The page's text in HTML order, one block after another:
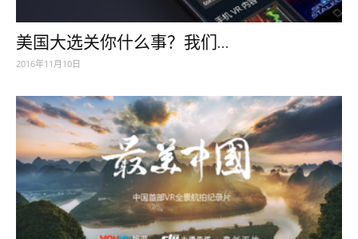
美国大选关你什么事？我们...
2016年11月10日